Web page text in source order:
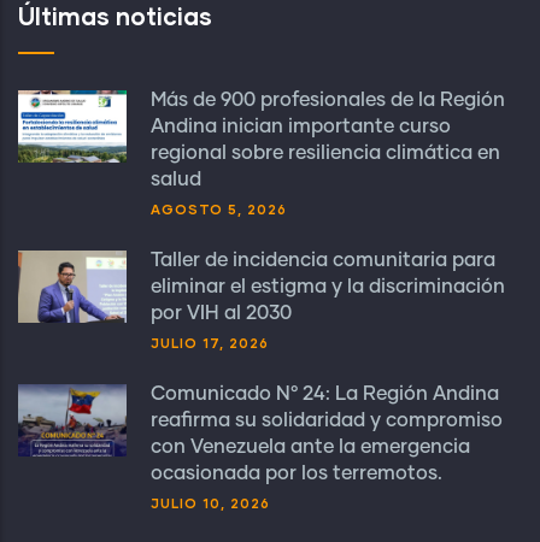
Últimas noticias
Más de 900 profesionales de la Región
Andina inician importante curso
regional sobre resiliencia climática en
salud
AGOSTO 5, 2026
Taller de incidencia comunitaria para
eliminar el estigma y la discriminación
por VIH al 2030
JULIO 17, 2026
Comunicado N° 24: La Región Andina
reafirma su solidaridad y compromiso
con Venezuela ante la emergencia
ocasionada por los terremotos.
JULIO 10, 2026